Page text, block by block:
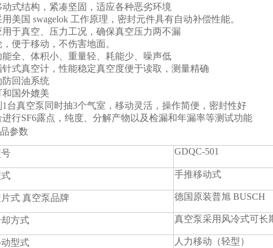
动式结构，紧凑坚固，适应各种恶劣环境
美国 swagelok 工作原理，密封元件具有自动补偿性能。
用于真空、压力工况，确保真空压力两不漏
便于移动，不伤害地面。
能全、体积小、重量轻、耗能少、噪声低
针式真空计，性能稳定真空度便于读取，测量精确
防回油系统
和国外媲美
1台真空泵同时抽3个气室，移动灵活，操作简便，密封性好
进行SF6露点，纯度、分解产物以及检漏和年漏率等测试功能
参数
GDQC-501
手推移动式
式 真空泵品牌 德国原装普旭 BUSCH
方式 真空泵采用风冷式可长
型式 人力移动（轻型）